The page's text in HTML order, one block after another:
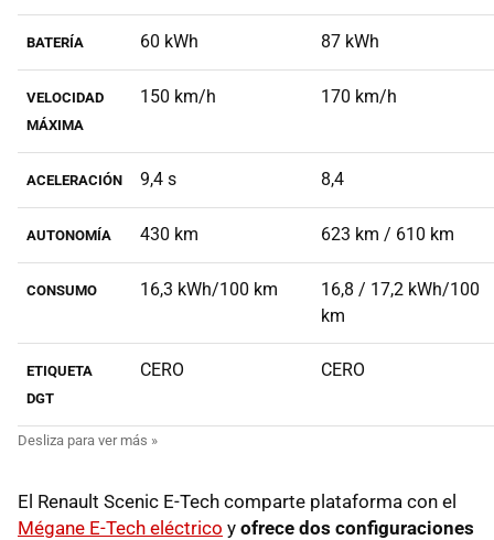
BATERÍA 60 kWh 87 kWh
VELOCIDAD
MÁXIMA
150 km/h 170 km/h
ACELERACIÓN 9,4 s 8,4
AUTONOMÍA 430 km 623 km / 610 km
CONSUMO 16,3 kWh/100 km
16,8 / 17,2 kWh/100
km
ETIQUETA
DGT
CERO CERO
El Renault Scenic E-Tech comparte plataforma con el
Mégane E-Tech eléctrico y ofrece dos configuraciones